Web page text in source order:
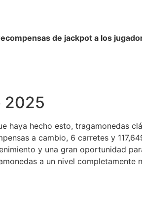
de jackpot a los
2025
haya hecho esto, tragamonedas
a cambio, 6 carretes y
y una gran oportunidad
a un nivel completamente